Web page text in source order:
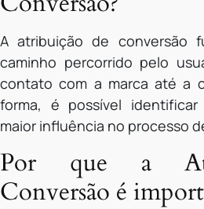
A atribuição de conversão
caminho percorrido pelo
contato com a marca até a
forma, é possível
maior influência no processo
Por que a
Conversão é